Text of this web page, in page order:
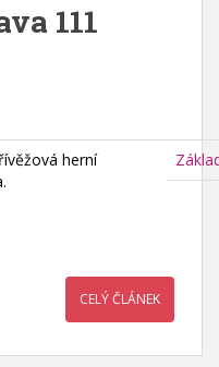
111
herní
CELÝ ČLÁNEK